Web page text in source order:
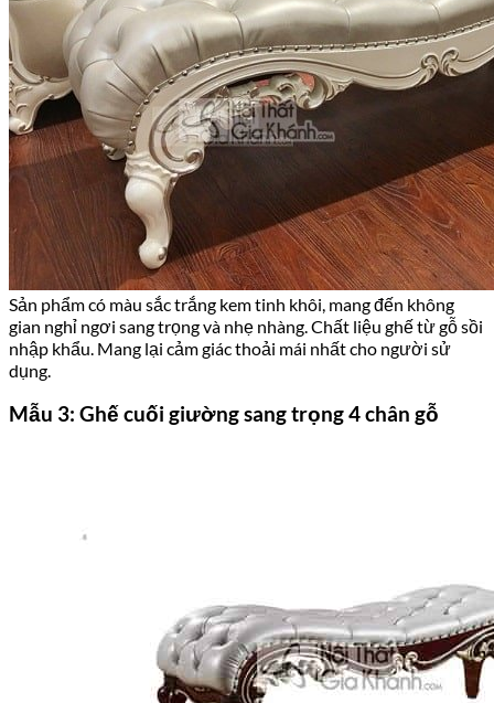
Sản phẩm có màu sắc trắng kem tinh khôi, mang đến không
gian nghỉ ngơi sang trọng và nhẹ nhàng. Chất liệu ghế từ gỗ sồi
nhập khẩu. Mang lại cảm giác thoải mái nhất cho người sử
dụng.
Mẫu 3: Ghế cuối giường sang trọng 4 chân gỗ